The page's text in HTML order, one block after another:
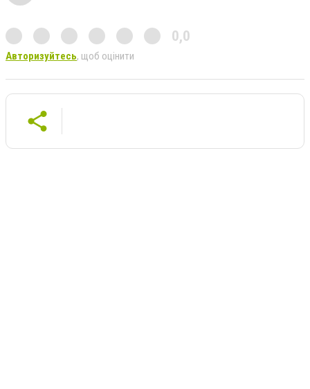
0,0
Авторизуйтесь, щоб оцінити